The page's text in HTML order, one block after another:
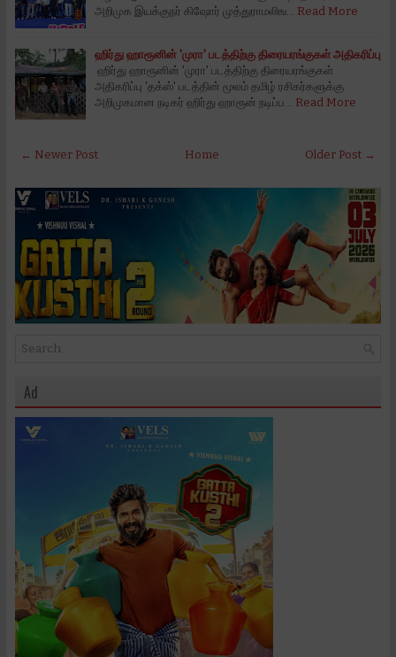
அறிமுக இயக்குநர் கிஷோர் முத்துராமலிங…
Read More
ஹிர்து ஹாரூனின் 'முரா' படத்திற்கு திரையரங்குகள் அதிகரிப்பு
ஹிர்து ஹாரூனின் 'முரா' படத்திற்கு திரையரங்குகள்
அதிகரிப்பு 'தக்ஸ்' படத்தின் மூலம் தமிழ் ரசிகர்களுக்கு
அறிமுகமான நடிகர் ஹிர்து ஹாரூன் நடிப்ப…
Read More
← Newer Post Older Post →
Home
Ad